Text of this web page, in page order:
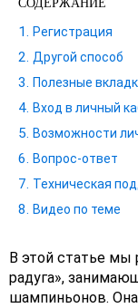
СОДЕРЖАНИЕ
Регистрация
Другой способ
Полезные
Вход в личный
Возможности
Вопрос-ответ
Техническая
Видео по теме
В этой статье мы
радуга»,
шампиньонов.